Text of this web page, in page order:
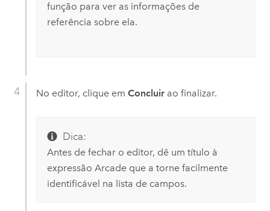
função para ver as informações de
referência sobre ela.
No editor, clique em Concluirao finalizar.
Dica:
Antes de fechar o editor, dê um título à
expressão Arcadeque a torne facilmente
identificável na lista de campos.